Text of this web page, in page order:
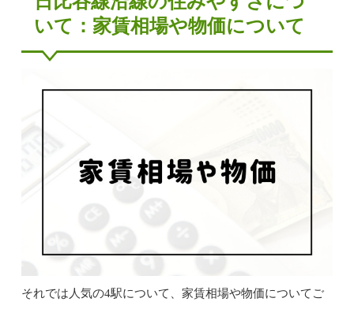
いて：家賃相場や物価について
それでは人気の4駅について、家賃相場や物価についてご